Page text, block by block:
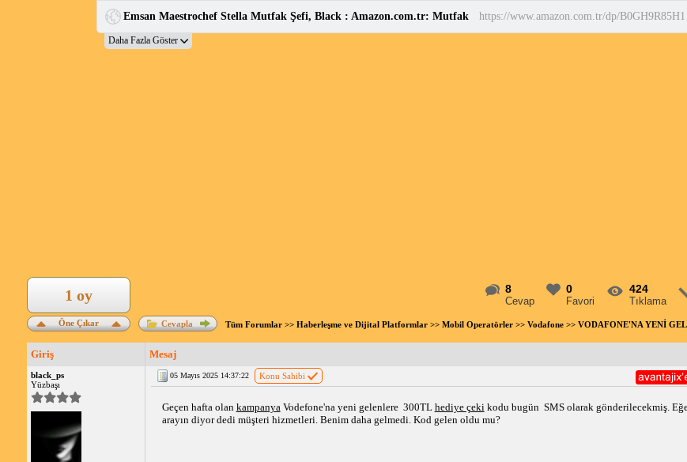
Emsan Maestrochef Stella Mutfak Şefi, Black : Amazon.com.tr: Mutfak https://www.amazon.com.tr/dp/B0GH9R85H1
8
Cevap
0
Favori
424
Tıklama
Öne Çıkar
1 oy
Cevapla Tüm Forumlar>> Haberleşme ve Dijital Platformlar>> Mobil Operatörler>> Vodafone>> VODAFONE'NA YENİ
Giriş Mesaj
black_ps
Yüzbaşı
05 Mayıs 2025 14:37:22 Konu Sahibi
Geçen hafta olan kampanya Vodefone'na yeni gelenlere  300TL hediye çeki kodu bugün  SMS olarak gönderilecekmiş.
arayın diyor dedi müşteri hizmetleri. Benim daha gelmedi. Kod gelen oldu mu?